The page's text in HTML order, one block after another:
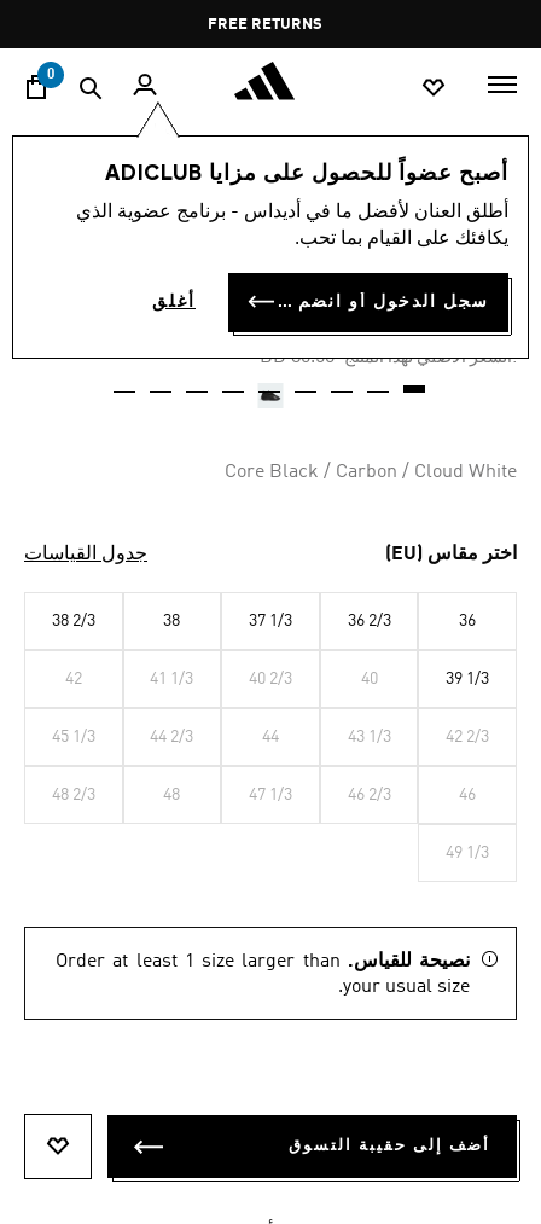
Pause
promotion
rotation
FREE RETURNS
0
أصبح عضواً للحصول على مزايا ADICLUB
أطلق العنان لأفضل ما في أديداس - برنامج عضوية الذي
يكافئك على القيام بما تحب.
سجل الدخول أو انضم الآن أغلق
اسلوب حياة العلامات التجارية أوريجينالز أحذية
-55%
حذاء CRAZY IIINFINITY
BD 36.22
:السعر الأصلي لهذا المنتج Price reduced from
BD 80.50
to
Core Black / Carbon / Cloud White
اختر مقاس (EU) جدول القياسات
36
36 2/3
37 1/3
38
38 2/3
39 1/3
40
40 2/3
41 1/3
42
42 2/3
43 1/3
44
44 2/3
45 1/3
46
46 2/3
47 1/3
48
48 2/3
49 1/3
نصيحة للقياس. Order at least 1 size larger than
your usual size.
أضف إلى حقيبة التسوق